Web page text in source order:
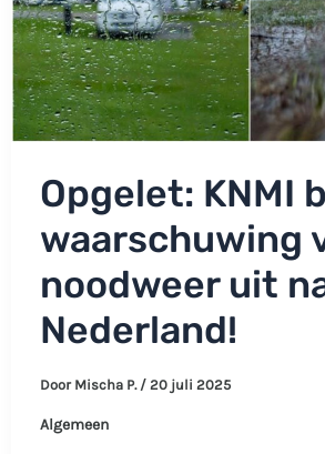
Opgelet: KNMI
waarschuwing
noodweer uit
Nederland!
Door Mischa P. / 20 juli 2025
Algemeen